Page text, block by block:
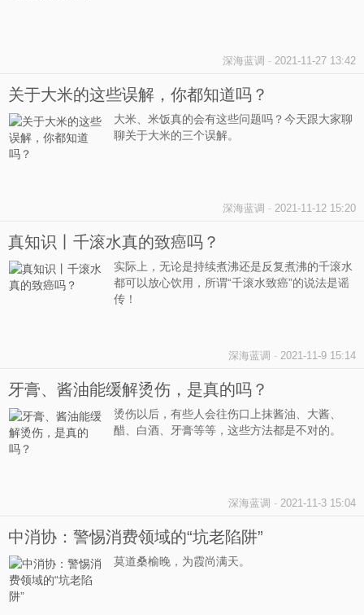
深海蓝调 - 2021-11-27 13:42
关于大米的这些误解，你都知道吗？
大米、米饭真的会有这些问题吗？今天跟大家聊
聊关于大米的三个误解。
深海蓝调 - 2021-11-12 15:20
真知识丨千滚水真的致癌吗？
实际上，无论是持续煮沸还是反复煮沸的千滚水
都可以放心饮用，所谓“千滚水致癌”的说法是谣
传！
深海蓝调 - 2021-11-9 15:14
牙膏、酱油能缓解烫伤，是真的吗？
烫伤以后，有些人会往伤口上抹酱油、大酱、
醋、白酒、牙膏等等，这些方法都是不对的。
深海蓝调 - 2021-11-3 15:04
中消协：警惕消费领域的“坑老陷阱”
莫道桑榆晚，为霞尚满天。